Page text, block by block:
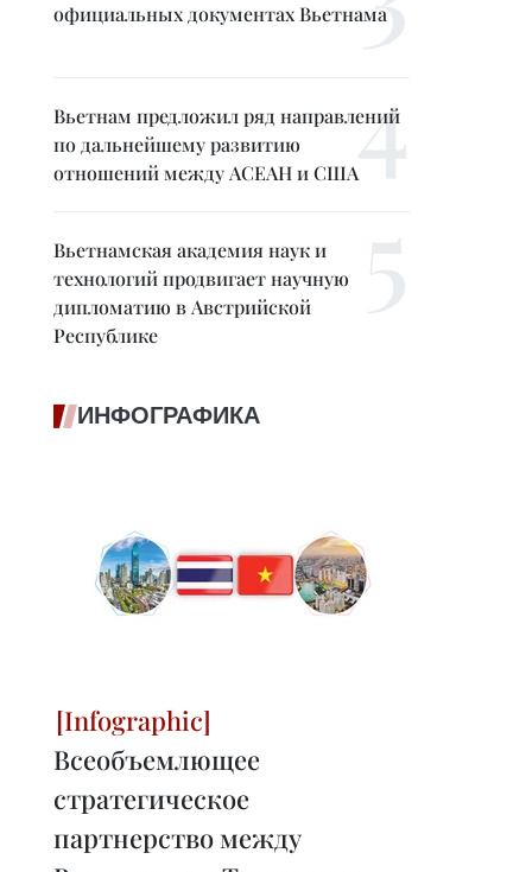
официальных документах Вьетнама
Вьетнам предложил ряд направлений
по дальнейшему развитию
отношений между АСЕАН и США
Вьетнамская академия наук и
технологий продвигает научную
дипломатию в Австрийской
Республике
ИНФОГРАФИКА
Всеобъемлющее
стратегическое
партнерство между